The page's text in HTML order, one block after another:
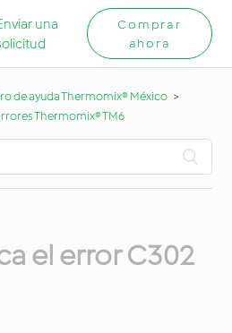
una
Comprar
ahora
de ayuda Thermomix® México
Thermomix® TM6
el error C302